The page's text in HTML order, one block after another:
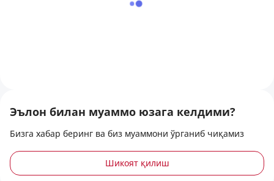
Масжид
Савдо ва хизмат кўрсатиш объектлари
Ҳовли олдида 3 тадан ортиқ автомашина қўйиш учун жой
Эълон билан муаммо юзага келдими?
Бизга хабар беринг ва биз муаммони ўрганиб чиқамиз
Шикоят қилиш